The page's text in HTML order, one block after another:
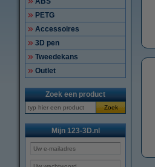
PETG
Accessoires
3D pen
Tweedekans
Outlet
Zoek een product
Zoek
Mijn 123-3D.nl